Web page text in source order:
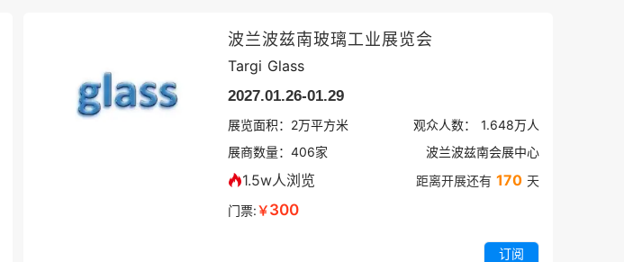
波兰波兹南玻璃工业展览会
Targi Glass
2027.01.26-01.29
展览面积： 2万平方米 观众人数： 1.648万人
展商数量： 406家 波兰波兹南会展中心
1.5w人浏览 距离开展还有 170 天
门票:￥300
订阅